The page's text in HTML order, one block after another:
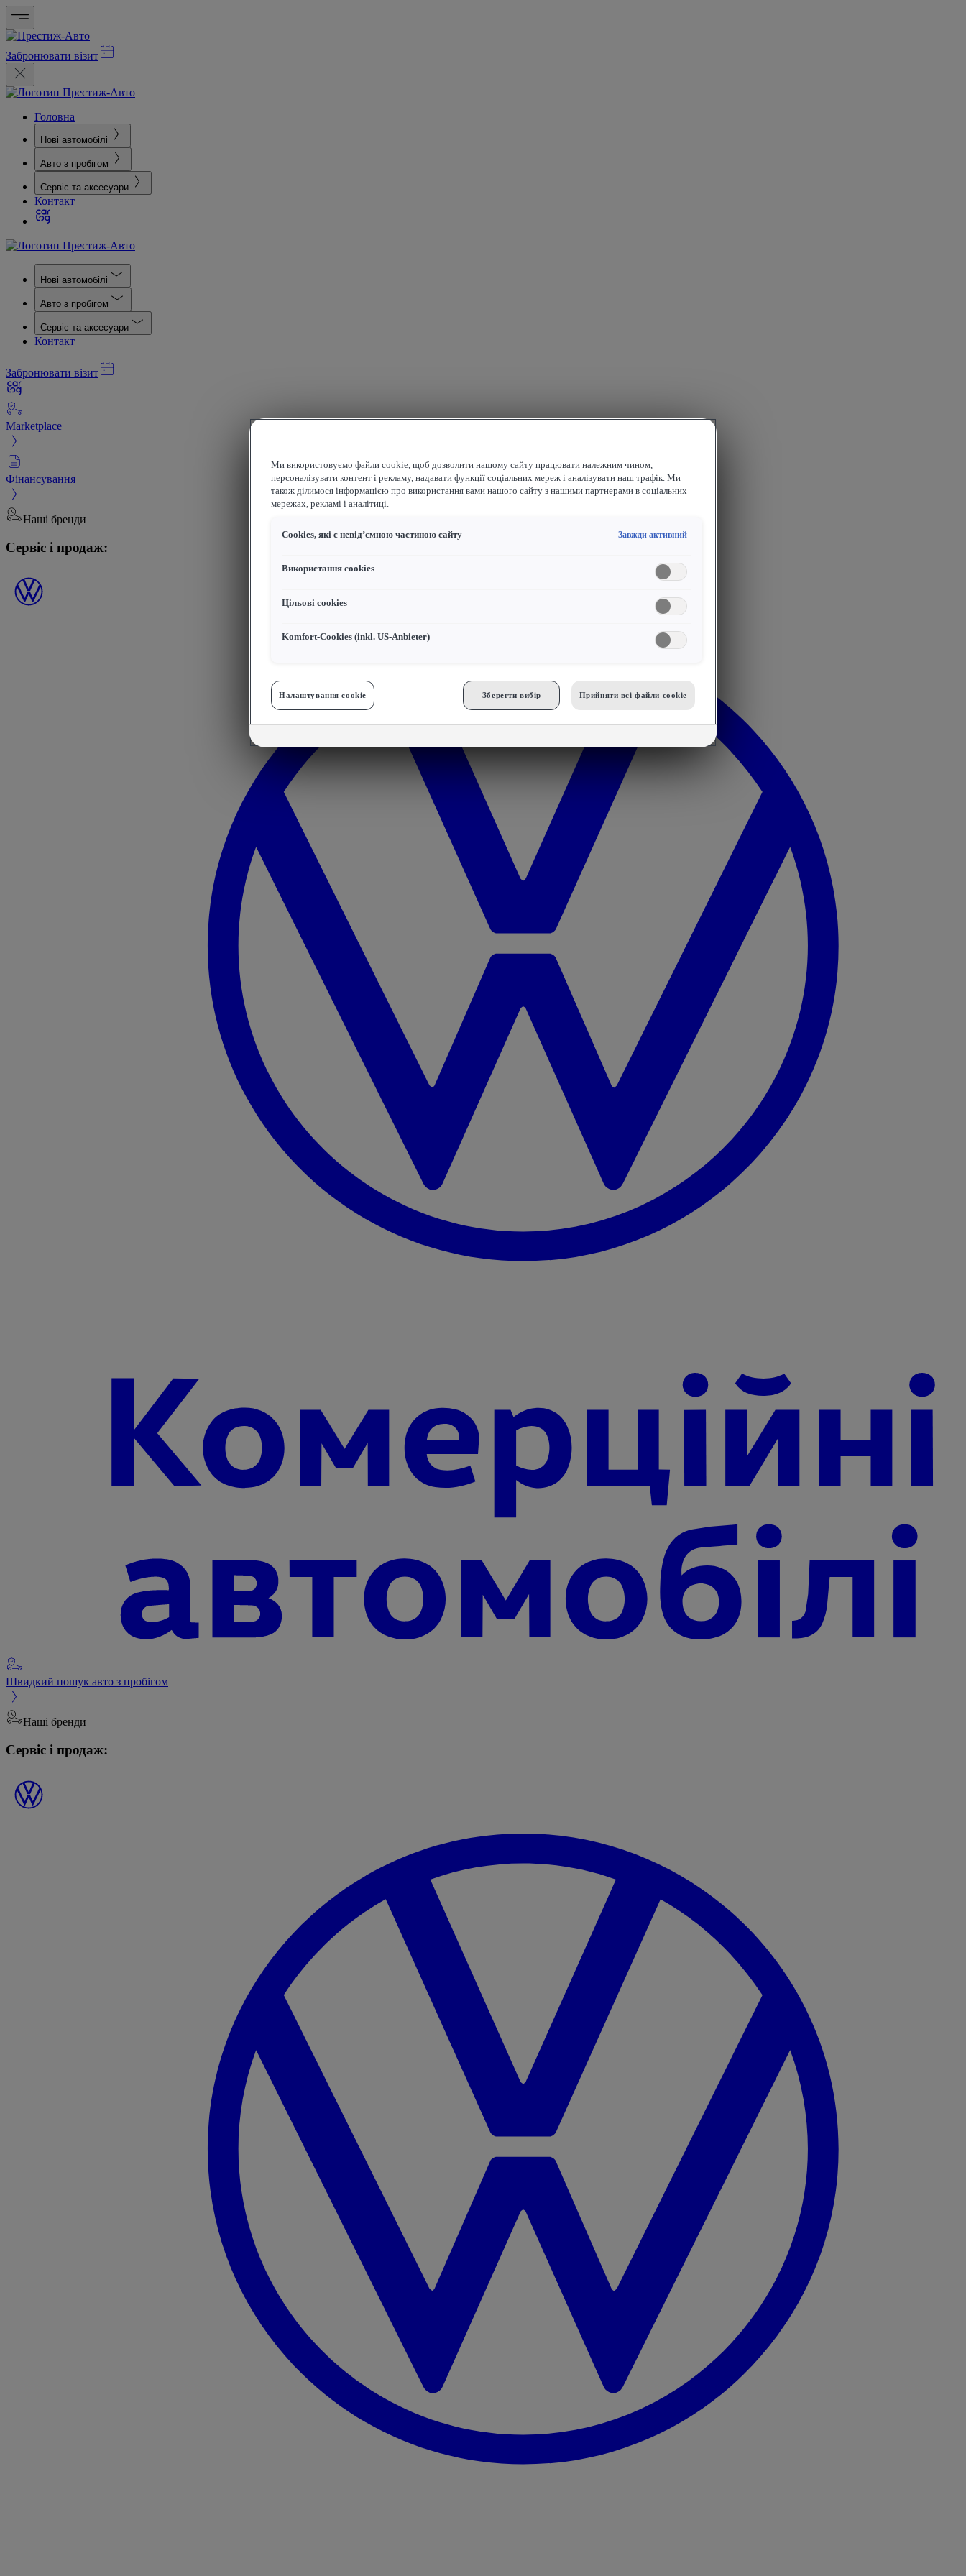
Забронювати візит
Головна
Нові автомобілі
Авто з пробігом
Сервіс та аксесуари
Контакт
Нові автомобілі
Авто з пробігом
Сервіс та аксесуари
Контакт
Забронювати візит
Marketplace
Фінансування
Наші бренди
Сервіс і продаж:
Швидкий пошук авто з пробігом
Наші бренди
Сервіс і продаж:
Ми використовуємо файли cookie, щоб дозволити нашому сайту працювати належним чином,
персоналізувати контент і рекламу, надавати функції соціальних мереж і аналізувати наш трафік. Ми
також ділимося інформацією про використання вами нашого сайту з нашими партнерами в соціальних
мережах, рекламі і аналітиці.
Сookies, які є невід’ємною частиною сайту Завжди активний
Використання cookies
Цільові сookies
Komfort-Cookies (inkl. US-Anbieter)
Налаштування cookie Зберегти вибір Прийняти всі файли сookie